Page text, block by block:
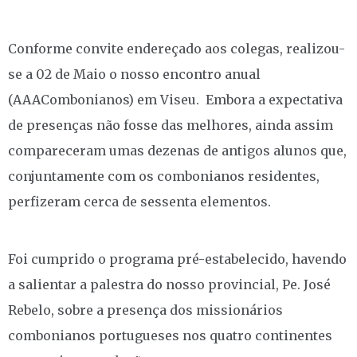
Conforme convite endereçado aos colegas, realizou-
se a 02 de Maio o nosso encontro anual
(AAACombonianos) em Viseu. Embora a expectativa
de presenças não fosse das melhores, ainda assim
compareceram umas dezenas de antigos alunos que,
conjuntamente com os combonianos residentes,
perfizeram cerca de sessenta elementos.
Foi cumprido o programa pré-estabelecido, havendo
a salientar a palestra do nosso provincial, Pe. José
Rebelo, sobre a presença dos missionários
combonianos portugueses nos quatro continentes